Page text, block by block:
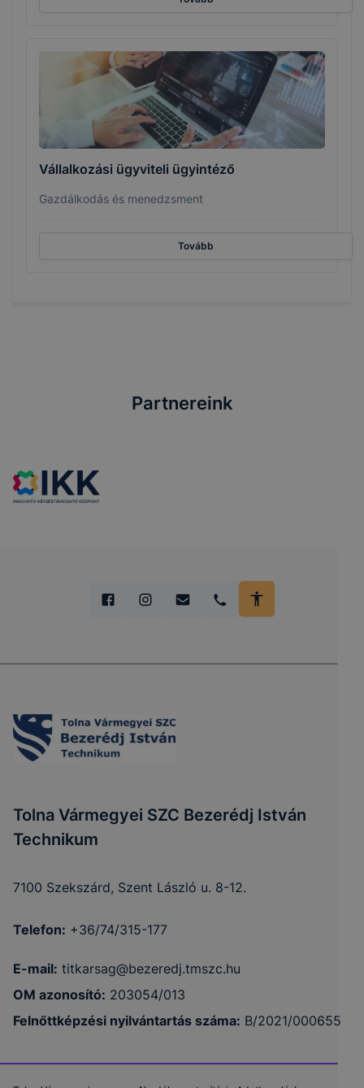
Vállalkozási ügyviteli ügyintéző
Gazdálkodás és menedzsment
Tovább
Partnereink
Tolna Vármegyei SZC Bezerédj István
Technikum
7100 Szekszárd, Szent László u. 8-12.
Telefon: +36/74/315-177
E-mail: titkarsag@bezeredj.tmszc.hu
OM azonosító: 203054/013
Felnőttképzési nyilvántartás száma: B/2021/000655